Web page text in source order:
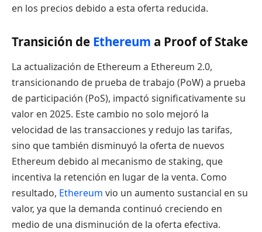
en los precios debido a esta oferta reducida.
Transición de Ethereum a Proof of Stake
La actualización de Ethereum a Ethereum 2.0,
transicionando de prueba de trabajo (PoW) a prueba
de participación (PoS), impactó significativamente su
valor en 2025. Este cambio no solo mejoró la
velocidad de las transacciones y redujo las tarifas,
sino que también disminuyó la oferta de nuevos
Ethereum debido al mecanismo de staking, que
incentiva la retención en lugar de la venta. Como
resultado, Ethereum vio un aumento sustancial en su
valor, ya que la demanda continuó creciendo en
medio de una disminución de la oferta efectiva.